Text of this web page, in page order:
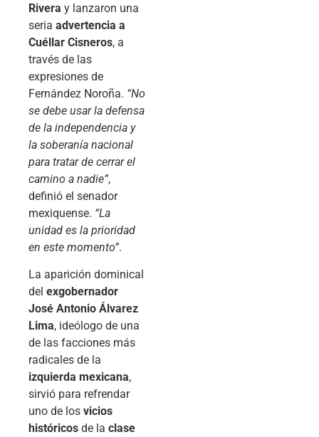
Rivera y lanzaron una
seria advertencia a
Cuéllar Cisneros, a
través de las
expresiones de
Fernández Noroña. “No
se debe usar la defensa
de la independencia y
la soberanía nacional
para tratar de cerrar el
camino a nadie”,
definió el senador
mexiquense. “La
unidad es la prioridad
en este momento”.
La aparición dominical
del exgobernador
José Antonio Álvarez
Lima, ideólogo de una
de las facciones más
radicales de la
izquierda mexicana,
sirvió para refrendar
uno de los vicios
históricos de la clase